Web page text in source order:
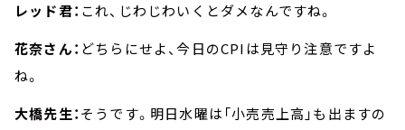
レッド君： これ、じわじわいくとダメなんですね。
花奈さん： どちらにせよ、今日のCPIは見守り注意ですよ
ね。
大橋先生：そうです。明日水曜は「小売売上高」も出ますの